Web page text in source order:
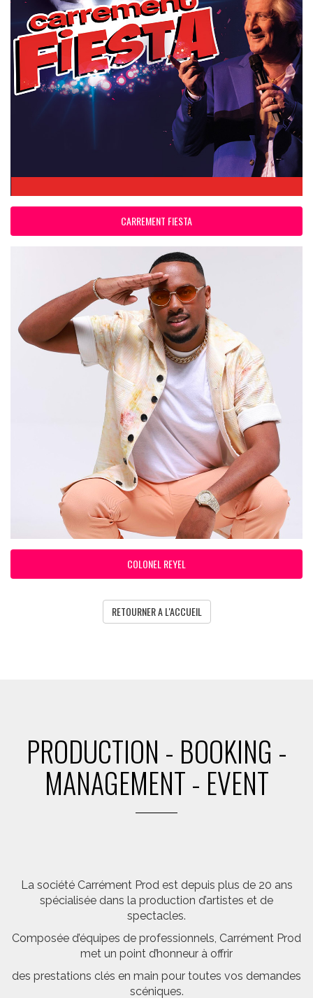
CARREMENT FIESTA
COLONEL REYEL
RETOURNER A L'ACCUEIL
PRODUCTION - BOOKING -
MANAGEMENT - EVENT
La société Carrément Prod est depuis plus de 20 ans
spécialisée dans la production d’artistes et de
spectacles.
Composée d’équipes de professionnels, Carrément Prod
met un point d’honneur à offrir
des prestations clés en main pour toutes vos demandes
scéniques.